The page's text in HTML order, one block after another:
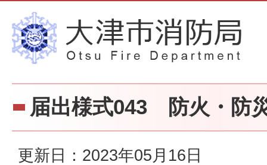
届出様式043 防火・防
更新日：2023年05月16日